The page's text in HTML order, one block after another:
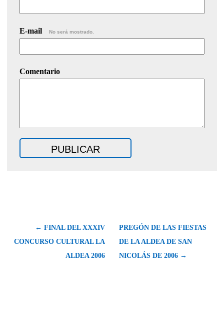
E-mail No será mostrado.
Comentario
← FINAL DEL XXXIV
CONCURSO CULTURAL LA
ALDEA 2006
PREGÓN DE LAS FIESTAS
DE LA ALDEA DE SAN
NICOLÁS DE 2006 →